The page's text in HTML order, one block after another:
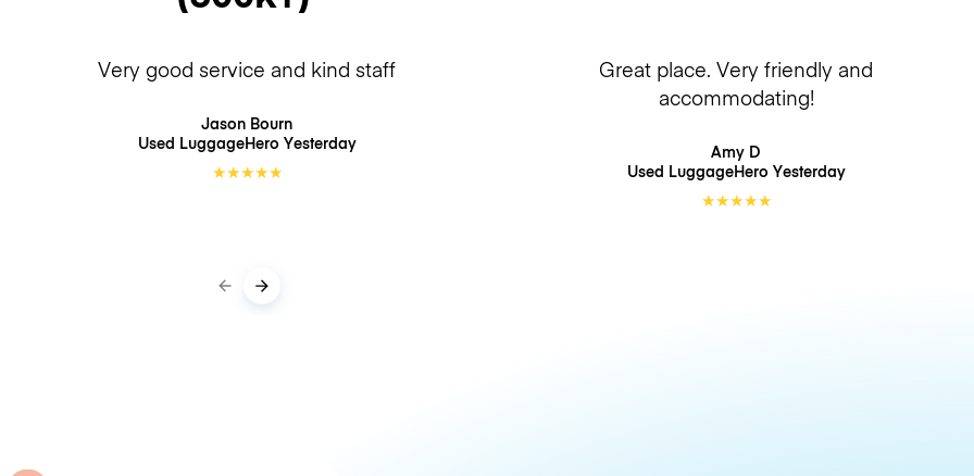
Very good service and kind staff
Jason Bourn
Used LuggageHero Yesterday
★★★★★
Great place. Very friendly and
accommodating!
Amy D
Used LuggageHero Yesterday
★★★★★